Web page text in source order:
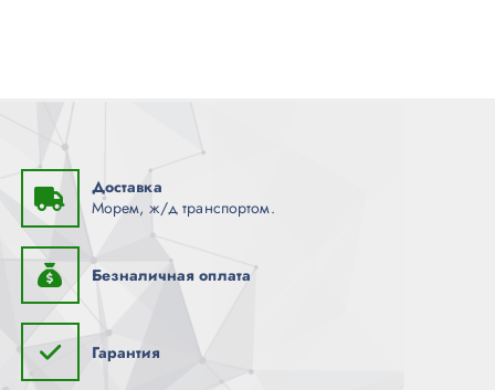
Доставка
Морем, ж/д транспортом.
Безналичная оплата
Гарантия